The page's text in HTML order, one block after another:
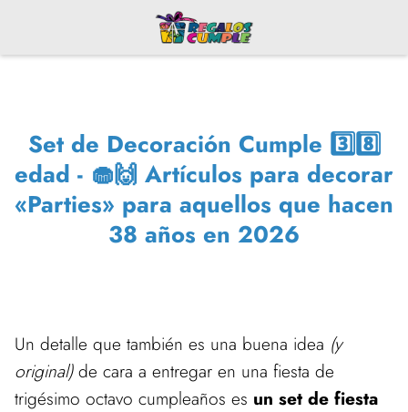
Set de Decoración Cumple 3️⃣8️⃣
edad - 🧁🙌 Artículos para decorar
«Parties» para aquellos que hacen
38 años en 2026
Un detalle que también es una buena idea (y
original)de cara a entregar en una fiesta de
trigésimo octavo cumpleaños es un set de fiesta